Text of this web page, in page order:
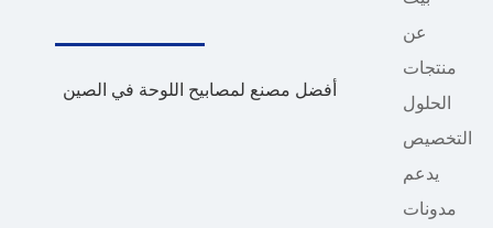
أفضل مصنع لمصابيح اللوحة في الصين
عن
منتجات
الحلول
التخصيص
يدعم
مدونات